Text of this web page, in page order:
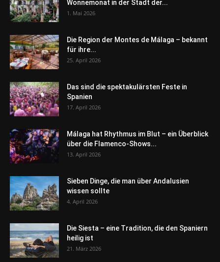
Wonnemonat in der Stadt der...
1. Mai 2026
Die Region der Montes de Málaga – bekannt
für ihre...
25. April 2026
Das sind die spektakulärsten Feste in
Spanien
17. April 2026
Málaga hat Rhythmus im Blut – ein Überblick
über die Flamenco-Shows...
13. April 2026
Sieben Dinge, die man über Andalusien
wissen sollte
4. April 2026
Die Siesta – eine Tradition, die den Spaniern
heilig ist
21. März 2026